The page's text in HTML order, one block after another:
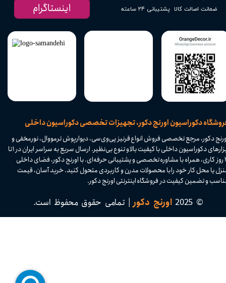
دکوراسیون اورنج دکور، تجهیزات تخصصی دکوراسیون داخلی
پشتیبانی ۲۴ ساعته ضمانت اصالت کالا
دکور، مرجع تخصصی فروش انواع قرنیز پی‌وی‌سی، دیوارپوش ترمووال، نورمخفی و
ابزارهای دکوراسیون داخلی با کیفیت بالا و تنوع بی‌نظیر. ارسال سریع به سراسر ایران در ۱ تا
۴ روز کاری، همراه با مشاوره تخصصی و پشتیبانی حرفه‌ای. با اورنج دکور، فضای داخلی
یا محل کار خود را با محصولات مدرن و کاربردی متحول کنید. خرید آسان، قیمت
و تضمین کیفیت در فروشگاه اینترنتی اورنج دکور.​​​​​​​
© 2025 اورنج دکور| تمامی حقوق محفوظ است.​​​​​​​
اینستاگرام